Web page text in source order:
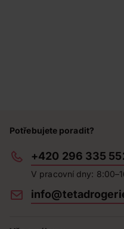
Potřebujete poradit?
+420 296 335
V pracovní dny: